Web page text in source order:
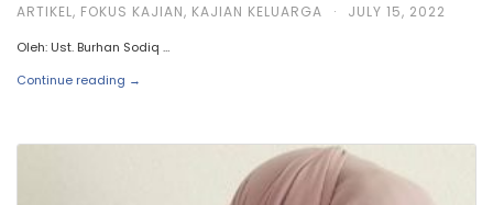
ARTIKEL, FOKUS KAJIAN, KAJIAN KELUARGA · JULY 15, 2022
Oleh: Ust. Burhan Sodiq …
Continue reading →